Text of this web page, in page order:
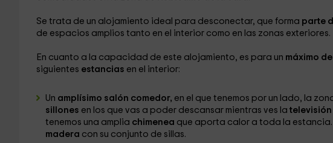
Se trata de un alojamiento ideal para desconectar, que forma parte
de espacios amplios tanto en el interior como en las zonas exteriores.
En cuanto a la capacidad de este alojamiento, es para un máximo
siguientes estancias en el interior:
Un amplísimo salón comedor, en el que tenemos por un lado, la
sillones en los que vas a poder descansar mientras ves la televisión
tenemos una amplia chimenea que aporta calor a toda la estancia.
madera con su conjunto de sillas.